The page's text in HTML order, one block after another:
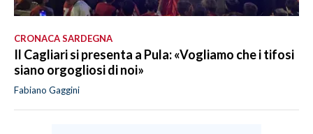
CRONACA SARDEGNA
Il Cagliari si presenta a Pula: «Vogliamo che i tifosi
siano orgogliosi di noi»
Fabiano Gaggini